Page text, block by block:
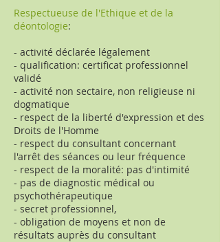
Respectueuse de l'Ethique et de la
déontologie:
- activité déclarée légalement
- qualification: certificat professionnel
validé
- activité non sectaire, non religieuse ni
dogmatique
- respect de la liberté d'expression et des
Droits de l'Homme
- respect du consultant concernant
l'arrêt des séances ou leur fréquence
- respect de la moralité: pas d'intimité
- pas de diagnostic médical ou
psychothérapeutique
- secret professionnel,
- obligation de moyens et non de
résultats auprès du consultant